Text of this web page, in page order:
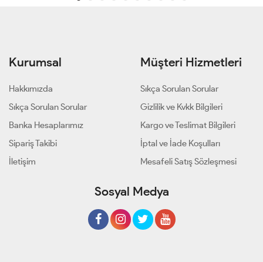
Kurumsal
Hakkımızda
Sıkça Sorulan Sorular
Banka Hesaplarımız
Sipariş Takibi
İletişim
Müşteri Hizmetleri
Sıkça Sorulan Sorular
Gizlilik ve Kvkk Bilgileri
Kargo ve Teslimat Bilgileri
İptal ve İade Koşulları
Mesafeli Satış Sözleşmesi
Sosyal Medya